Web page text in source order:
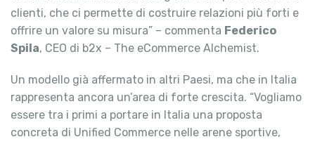
clienti, che ci permette di costruire relazioni più forti e
offrire un valore su misura” – commenta Federico
Spila, CEO di b2x – The eCommerce Alchemist.
Un modello già affermato in altri Paesi, ma che in Italia
rappresenta ancora un’area di forte crescita. “Vogliamo
essere tra i primi a portare in Italia una proposta
concreta di Unified Commerce nelle arene sportive,